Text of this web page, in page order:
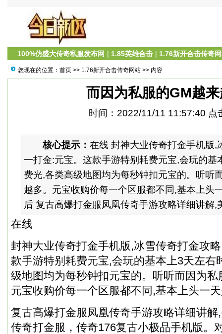
100%仿盛大传奇私服发布网 | 1.85英雄合击 | 1.76新开合击传奇
您现在的位置： 首页 >> 1.76新开合击传奇网站 >> 内容
而因为私服的GM越
时间：2022/11/11 11:57:40 点
核心提示： 在线 封神大业传奇打金手机版,
一打金:元宝。这款手游特别耗费元宝,会玩的基
费光,各类高级地图均为每秒钟扣元宝的。听听
越多。元宝收购价每一个区服都不同,基本上头
后 复古高爆打金服凤凰传奇手游攻略详细讲解,
在线
封神大业传奇打金手机版,冰雪传奇打金攻
款手游特别耗费元宝,会玩的基本上3天左右
级地图均为每秒钟扣元宝的。听听而因为
元宝收购价每一个区服都不同,基本上头一
复古高爆打金服凤凰传奇手游攻略详细讲
传奇打金服， 传奇176复古小极品手机版。